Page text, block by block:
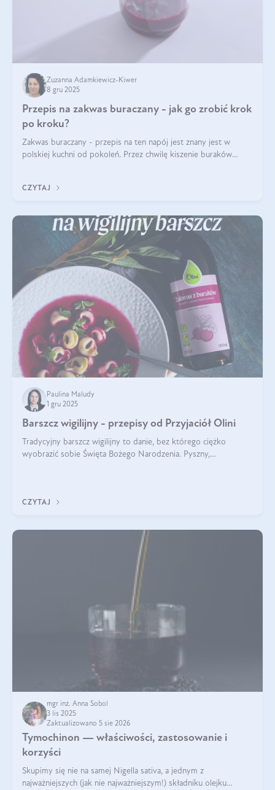
Zuzanna Adamkiewicz-Kiwer
8 gru 2025
Przepis na zakwas buraczany - jak go zrobić krok
po kroku?
Zakwas buraczany - przepis na ten napój jest znany jest w
polskiej kuchni od pokoleń. Przez chwilę kiszenie buraków
CZYTAJ
Paulina Maludy
1 gru 2025
Barszcz wigilijny - przepisy od Przyjaciół Olini
Tradycyjny barszcz wigilijny to danie, bez którego ciężko
wyobrazić sobie Święta Bożego Narodzenia. Pyszny,
CZYTAJ
mgr inż. Anna Sobol
3 lis 2025
Zaktualizowano 5 sie 2026
Tymochinon — właściwości, zastosowanie i
korzyści
Skupimy się nie na samej Nigella sativa, a jednym z
najważniejszych (jak nie najważniejszym!) składniku olejku